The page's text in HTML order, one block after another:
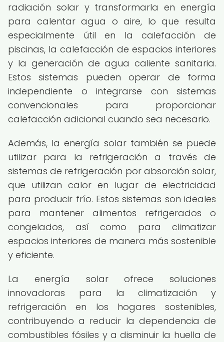
radiación solar y transformarla en energía
para calentar agua o aire, lo que resulta
especialmente útil en la calefacción de
piscinas, la calefacción de espacios interiores
y la generación de agua caliente sanitaria.
Estos sistemas pueden operar de forma
independiente o integrarse con sistemas
convencionales para proporcionar
calefacción adicional cuando sea necesario.
Además, la energía solar también se puede
utilizar para la refrigeración a través de
sistemas de refrigeración por absorción solar,
que utilizan calor en lugar de electricidad
para producir frío. Estos sistemas son ideales
para mantener alimentos refrigerados o
congelados, así como para climatizar
espacios interiores de manera más sostenible
y eficiente.
La energía solar ofrece soluciones
innovadoras para la climatización y
refrigeración en los hogares sostenibles,
contribuyendo a reducir la dependencia de
combustibles fósiles y a disminuir la huella de